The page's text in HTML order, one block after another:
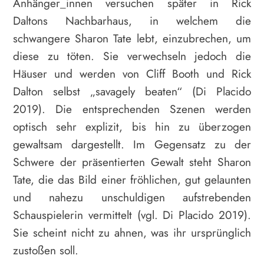
Daltons Nachbarhaus, in welchem die
schwangere Sharon Tate lebt, einzubrechen, um
diese zu töten. Sie verwechseln jedoch die
Häuser und werden von Cliff Booth und Rick
Dalton selbst „savagely beaten“ (Di Placido
2019). Die entsprechenden Szenen werden
optisch sehr explizit, bis hin zu überzogen
gewaltsam dargestellt. Im Gegensatz zu der
Schwere der präsentierten Gewalt steht Sharon
Tate, die das Bild einer fröhlichen, gut gelaunten
und nahezu unschuldigen aufstrebenden
Schauspielerin vermittelt (vgl. Di Placido 2019).
Sie scheint nicht zu ahnen, was ihr ursprünglich
zustoßen soll.